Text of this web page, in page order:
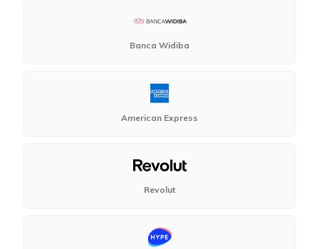
Banca Widiba
American Express
Revolut